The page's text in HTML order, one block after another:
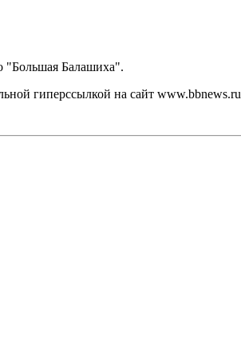
"Большая Балашиха".
гиперссылкой на сайт www.bbnews.ru